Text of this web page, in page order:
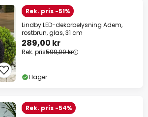
Rek. pris -51%
Lindby LED-dekorbelysning Adem,
rostbrun, glas, 31 cm
289,00 kr
Rek. pris599,00 kr
I lager
Rek. pris -54%